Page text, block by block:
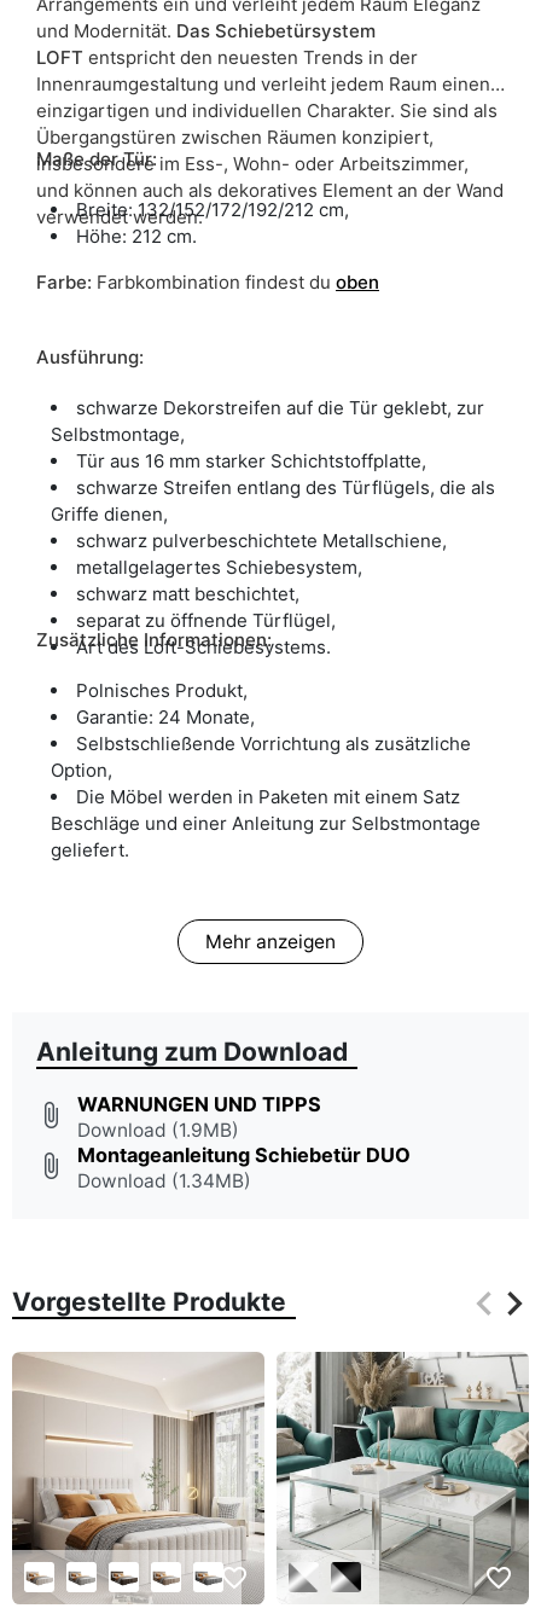
möglich.
und Modernität. Das Schiebetürsystem
LOFT entspricht den neuesten Trends in der
Innenraumgestaltung und verleiht jedem Raum einen
einzigartigen und individuellen Charakter. Sie sind als
Übergangstüren zwischen Räumen konzipiert,
insbesondere im Ess-, Wohn- oder Arbeitszimmer,
und können auch als dekoratives Element an der Wand
verwendet werden.
Maße der Tür:
Breite: 132/152/172/192/212 cm,
Höhe: 212 cm.
Farbe: Farbkombination findest du oben
Ausführung:
schwarze Dekorstreifen auf die Tür geklebt, zur
Selbstmontage,
Tür aus 16 mm starker Schichtstoffplatte,
schwarze Streifen entlang des Türflügels, die als
Griffe dienen,
schwarz pulverbeschichtete Metallschiene,
metallgelagertes Schiebesystem,
schwarz matt beschichtet,
separat zu öffnende Türflügel,
Art des Loft-Schiebesystems.
Zusätzliche Informationen:
Polnisches Produkt,
Garantie: 24 Monate,
Selbstschließende Vorrichtung als zusätzliche
Option,
Die Möbel werden in Paketen mit einem Satz
Beschläge und einer Anleitung zur Selbstmontage
geliefert.
Mehr anzeigen
Anleitung zum Download
attach_file WARNUNGEN UND TIPPS
Download (1.9MB)
attach_file Montageanleitung Schiebetür DUO
Download (1.34MB)
Vorgestellte Produkte keyboard_arrow_left
keyboard_arrow_right
favorite_border favorite_border